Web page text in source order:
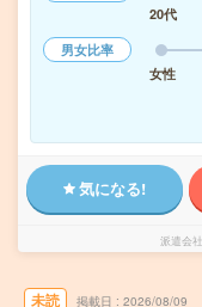
20代
男女比率
女性
気になる!
派遣会社
未読 掲載日 2026/08/09